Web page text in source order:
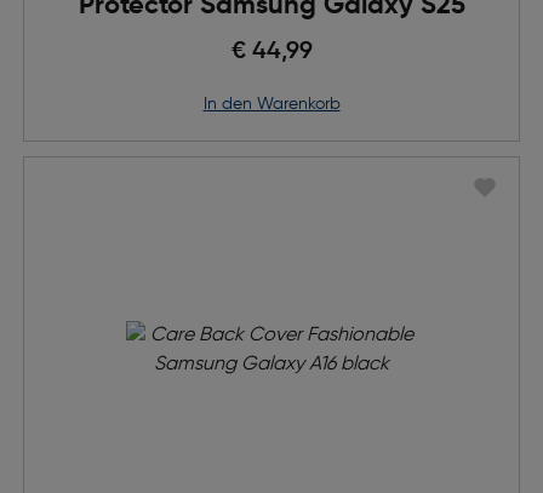
Protector Samsung Galaxy S25
€ 44,99
in den Warenkorb